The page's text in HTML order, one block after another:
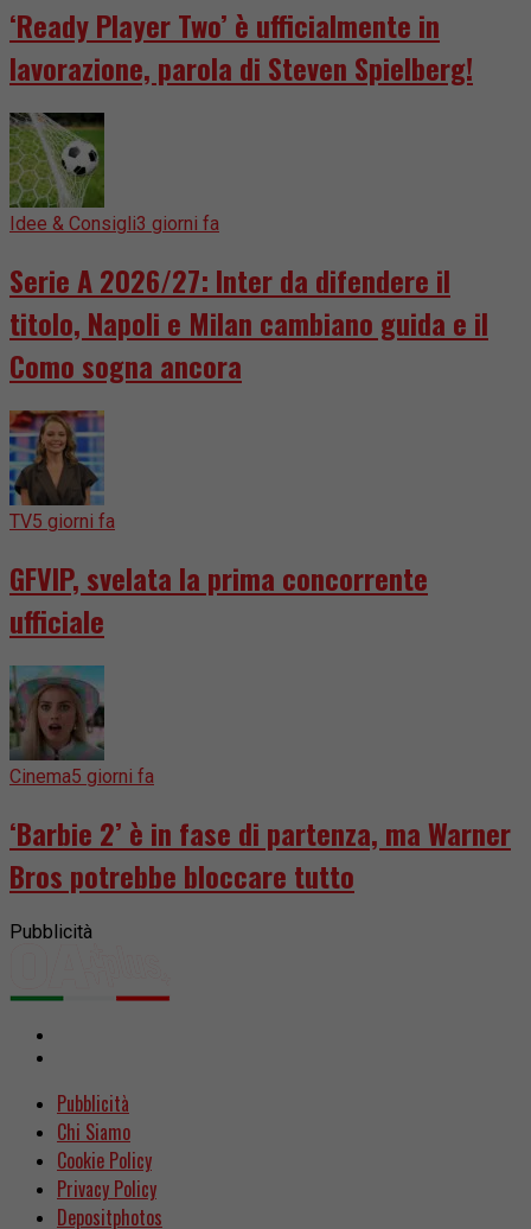
‘Ready Player Two’ è ufficialmente in
lavorazione, parola di Steven Spielberg!
Idee & Consigli3 giorni fa
Serie A 2026/27: Inter da difendere il
titolo, Napoli e Milan cambiano guida e il
Como sogna ancora
TV5 giorni fa
GFVIP, svelata la prima concorrente
ufficiale
Cinema5 giorni fa
‘Barbie 2’ è in fase di partenza, ma Warner
Bros potrebbe bloccare tutto
Pubblicità
Pubblicità
Chi Siamo
Cookie Policy
Privacy Policy
Depositphotos